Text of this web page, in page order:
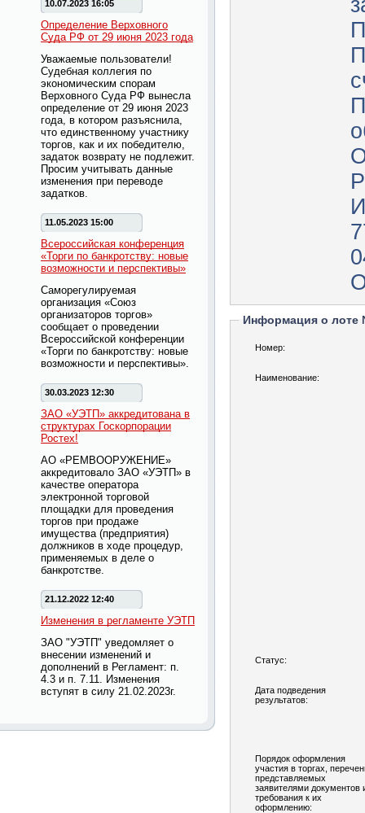
10.07.2023 16:05
Определение Верховного
Суда РФ от 29 июня 2023 года
Уважаемые пользователи!
Судебная коллегия по
экономическим спорам
Верховного Суда РФ вынесла
определение от 29 июня 2023
года, в котором разъяснила,
что единственному участнику
торгов, как и их победителю,
задаток возврату не подлежит.
Просим учитывать данные
изменения при переводе
задатков.
11.05.2023 15:00
Всероссийская конференция
«Торги по банкротству: новые
возможности и перспективы»
Саморегулируемая
организация «Союз
организаторов торгов»
сообщает о проведении
Всероссийской конференции
«Торги по банкротству: новые
возможности и перспективы».
30.03.2023 12:30
ЗАО «УЭТП» аккредитована в
структурах Госкорпорации
Ростех!
АО «РЕМВООРУЖЕНИЕ»
аккредитовало ЗАО «УЭТП» в
качестве оператора
электронной торговой
площадки для проведения
торгов при продаже
имущества (предприятия)
должников в ходе процедур,
применяемых в деле о
банкротстве.
21.12.2022 12:40
Изменения в регламенте УЭТП
ЗАО "УЭТП" уведомляет о
внесении изменений и
дополнений в Регламент: п.
4.3 и п. 7.11. Изменения
вступят в силу 21.02.2023г.
Информация о лоте
Номер:
Наименование:
Статус:
Дата подведения
результатов:
Порядок оформления
участия в торгах,
представляемых
заявителями документов
требования к их
оформлению: